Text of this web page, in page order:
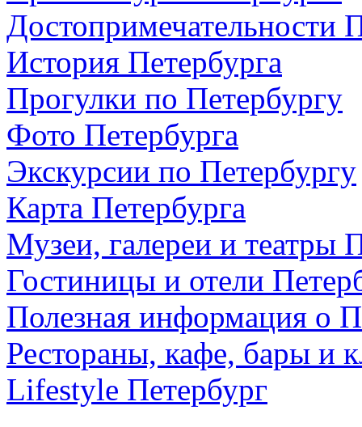
Достопримечательности
История Петербурга
Прогулки по Петербургу
Фото Петербурга
Экскурсии по Петербургу
Карта Петербурга
Музеи, галереи и театры
Гостиницы и отели
Полезная информация о
Рестораны, кафе, бары и
Lifestyle Петербург